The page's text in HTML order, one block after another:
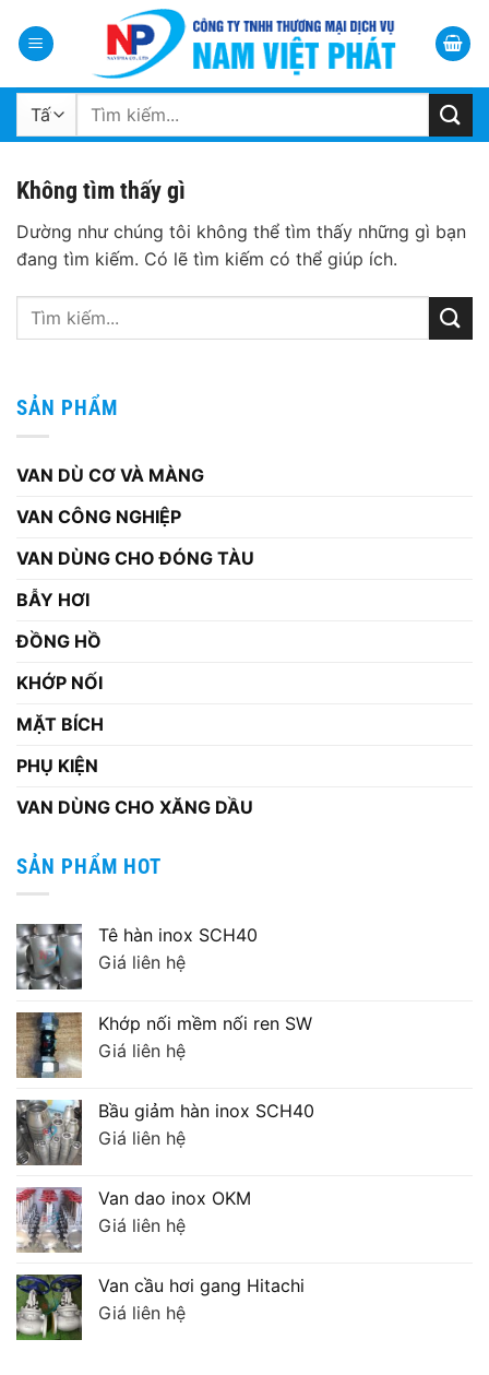
qua
dung
Tìm
Không tìm thấy gì
Dường như chúng tôi không thể tìm thấy những gì bạn
đang tìm kiếm. Có lẽ tìm kiếm có thể giúp ích.
SẢN PHẨM
VAN DÙ CƠ VÀ MÀNG
VAN CÔNG NGHIỆP
VAN DÙNG CHO ĐÓNG TÀU
BẪY HƠI
ĐỒNG HỒ
KHỚP NỐI
MẶT BÍCH
PHỤ KIỆN
VAN DÙNG CHO XĂNG DẦU
SẢN PHẨM HOT
Tê hàn inox SCH40
Giá liên hệ
Khớp nối mềm nối ren SW
Giá liên hệ
Bầu giảm hàn inox SCH40
Giá liên hệ
Van dao inox OKM
Giá liên hệ
Van cầu hơi gang Hitachi
Giá liên hệ